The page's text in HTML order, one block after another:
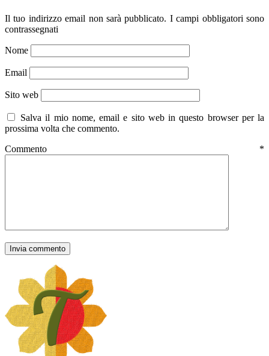
Il tuo indirizzo email non sarà pubblicato. I campi obbligatori sono
contrassegnati
Nome
Email
Sito web
Salva il mio nome, email e sito web in questo browser per la
prossima volta che commento.
Commento *